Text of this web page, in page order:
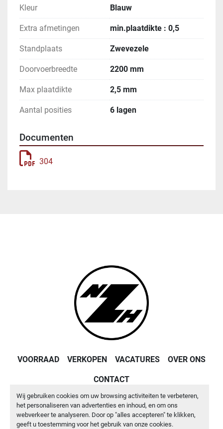
Wij gebruiken cookies om uw browsing activiteiten te verbeteren,
het personaliseren van advertenties en inhoud, en om ons
webverkeer te analyseren. Door op "alles accepteren" te klikken,
geeft u toestemming voor het gebruik van onze cookies.
Kleur Blauw
Extra afmetingen min.plaatdikte : 0,5
Standplaats Zwevezele
Doorvoerbreedte 2200 mm
Max plaatdikte 2,5 mm
Aantal posities 6 lagen
Documenten
304
VOORRAAD VERKOPEN VACATURES OVER ONS
CONTACT
Machinio Systemwebsite doorMachinio
Cookies beheren